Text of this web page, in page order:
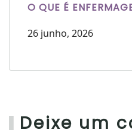
O QUE É
26 junho, 2026
Deixe um